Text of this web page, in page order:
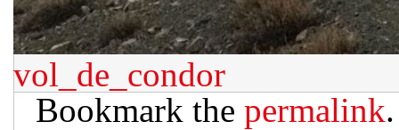
vol_de_condor
Bookmark the permalink.